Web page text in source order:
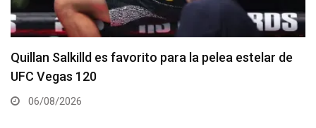
Se anuncia la cartelera completa del UFC 331
06/08/2026